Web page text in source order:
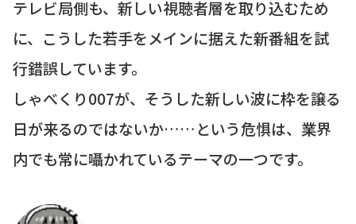
テレビ局側も、新しい視聴者層を取り込むため
に、こうした若手をメインに据えた新番組を試
行錯誤しています。
しゃべくり007が、そうした新しい波に枠を譲る
日が来るのではないか……という危惧は、業界
内でも常に囁かれているテーマの一つです。